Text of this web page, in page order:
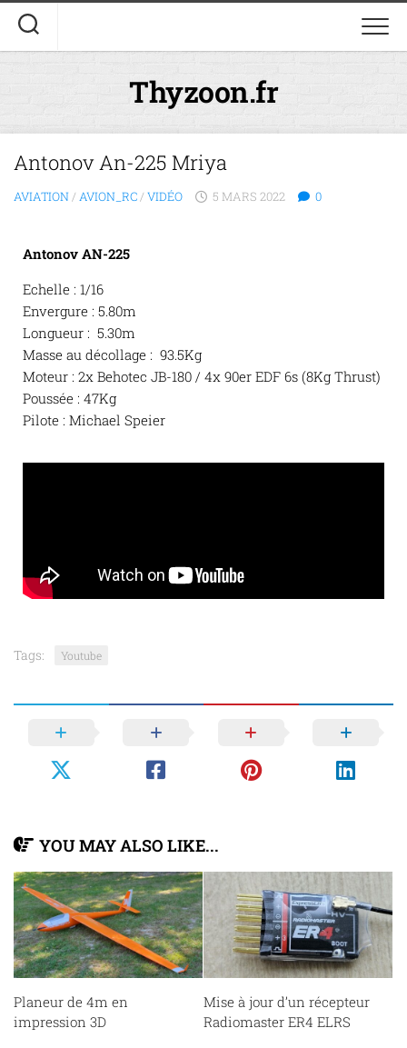
Thyzoon.fr
Antonov An-225 Mriya
AVIATION/ AVION_RC/ VIDÉO 5 MARS 2022 0
Antonov AN-225
Echelle : 1/16
Envergure : 5.80m
Longueur : 5.30m
Masse au décollage : 93.5Kg
Moteur : 2x Behotec JB-180 / 4x 90er EDF 6s (8Kg Thrust)
Poussée : 47Kg
Pilote : Michael Speier
Tags: Youtube
YOU MAY ALSO LIKE...
Planeur de 4m en
impression 3D
Mise à jour d’un récepteur
Radiomaster ER4 ELRS